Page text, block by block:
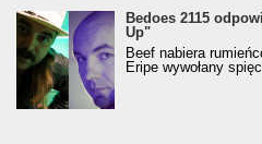
Bedoes 2115
Up"
Beef nabiera
Eripe wywołany